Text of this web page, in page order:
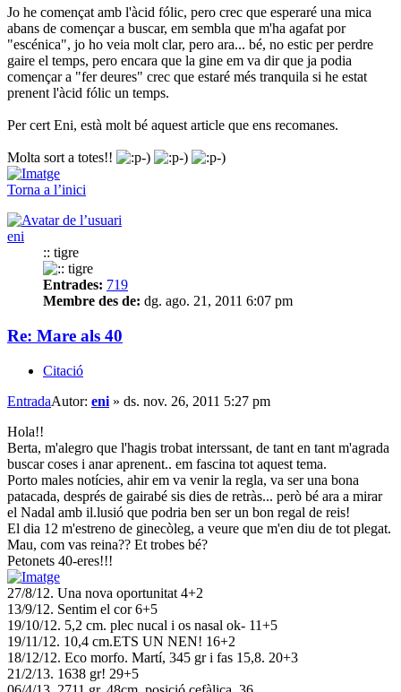
Jo he començat amb l'àcid fólic, pero crec que esperaré una mica
abans de començar a buscar, em sembla que m'ha agafat por
"escénica", jo ho veia molt clar, pero ara... bé, no estic per perdre
gaire el temps, pero encara que la gine em va dir que ja podia
començar a "fer deures" crec que estaré més tranquila si he estat
prenent l'àcid fólic un temps.
Per cert Eni, està molt bé aquest article que ens recomanes.
Molta sort a totes!!
Torna a l’inici
eni
:: tigre
Entrades: 719
Membre des de: dg. ago. 21, 2011 6:07 pm
Re: Mare als 40
Citació
EntradaAutor: eni » ds. nov. 26, 2011 5:27 pm
Hola!!
Berta, m'alegro que l'hagis trobat interssant, de tant en tant m'agrada
buscar coses i anar aprenent.. em fascina tot aquest tema.
Porto males notícies, ahir em va venir la regla, va ser una bona
patacada, després de gairabé sis dies de retràs... però bé ara a mirar
el Nadal amb il.lusió que podria ben ser un bon regal de reis!
El dia 12 m'estreno de ginecòleg, a veure que m'en diu de tot plegat.
Mau, com vas reina?? Et trobes bé?
Petonets 40-eres!!!
27/8/12. Una nova oportunitat 4+2
13/9/12. Sentim el cor 6+5
19/10/12. 5,2 cm. plec nucal i os nasal ok- 11+5
19/11/12. 10,4 cm.ETS UN NEN! 16+2
18/12/12. Eco morfo. Martí, 345 gr i fas 15,8. 20+3
21/2/13. 1638 gr! 29+5